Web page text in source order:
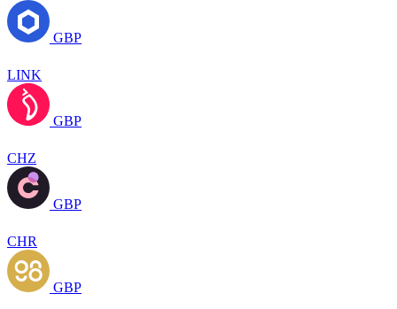
GBP
LINK
GBP
CHZ
GBP
CHR
GBP